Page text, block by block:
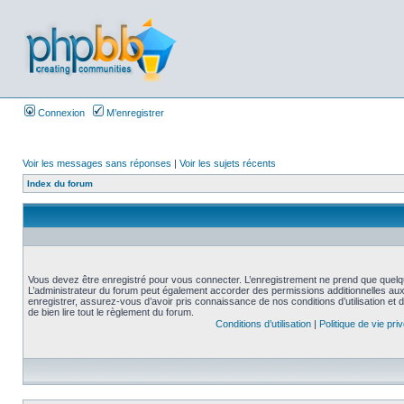
Connexion M’enregistrer
Voir les messages sans réponses | Voir les sujets récents
Index du forum
Vous devez être enregistré pour vous connecter. L’enregistrement ne prend que
L’administrateur du forum peut également accorder des permissions additionnelles
enregistrer, assurez-vous d’avoir pris connaissance de nos conditions d’utilisation et
de bien lire tout le règlement du forum.
Conditions d’utilisation| Politique de vie